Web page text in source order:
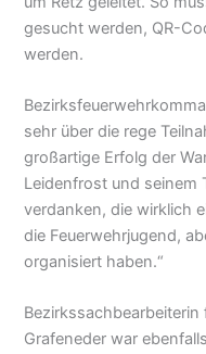
gesucht werden, QR-
werden.
sehr über die rege
großartige Erfolg der
Leidenfrost und seinem
verdanken, die wirklich
die Feuerwehrjugend,
organisiert haben.“
Bezirkssachbearbeiterin
Grafeneder war